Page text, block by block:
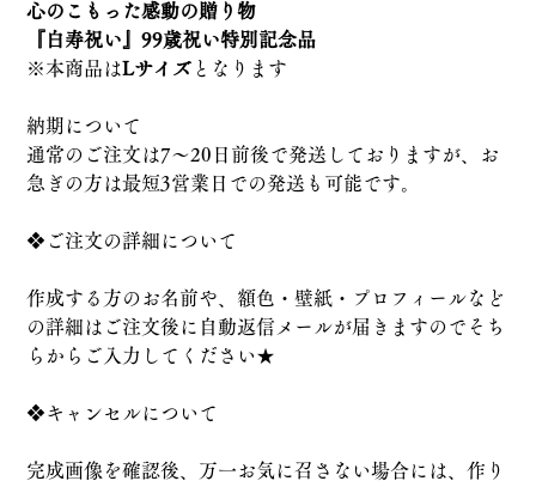
心のこもった感動の贈り物
『白寿祝い』99歳祝い特別記念品
※本商品はLサイズ となります
納期について
通常のご注文は7～20日前後で発送しておりますが、お
急ぎの方は最短3営業日での発送も可能です。
❖ご注文の詳細について
作成する方のお名前や、額色・壁紙・プロフィールなど
の詳細はご注文後に自動返信メールが届きますのでそち
らからご入力してください★
❖キャンセルについて
完成画像を確認後、万一お気に召さない場合には、作り